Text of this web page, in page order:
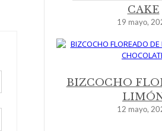
CAKE
19 mayo,
BIZCOCHO
12 mayo,